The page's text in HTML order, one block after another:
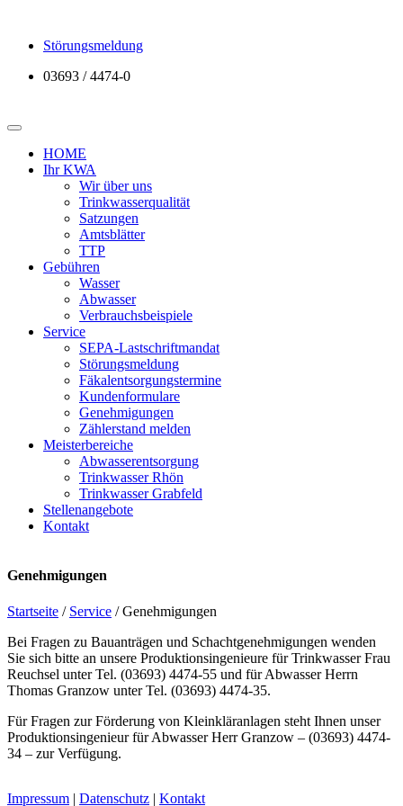
Störungsmeldung
03693 / 4474-0
HOME
Ihr KWA
Wir über uns
Trinkwasserqualität
Satzungen
Amtsblätter
TTP
Gebühren
Wasser
Abwasser
Verbrauchsbeispiele
Service
SEPA-Lastschriftmandat
Störungsmeldung
Fäkalentsorgungstermine
Kundenformulare
Genehmigungen
Zählerstand melden
Meisterbereiche
Abwasserentsorgung
Trinkwasser Rhön
Trinkwasser Grabfeld
Stellenangebote
Kontakt
Genehmigungen
Startseite / Service / Genehmigungen
Bei Fragen zu Bauanträgen und Schachtgenehmigungen wenden
Sie sich bitte an unsere Produktionsingenieure für Trinkwasser Frau
Reuchsel unter Tel. (03693) 4474-55 und für Abwasser Herrn
Thomas Granzow unter Tel. (03693) 4474-35.
Für Fragen zur Förderung von Kleinkläranlagen steht Ihnen unser
Produktionsingenieur für Abwasser Herr Granzow – (03693) 4474-
34 – zur Verfügung.
Impressum | Datenschutz | Kontakt